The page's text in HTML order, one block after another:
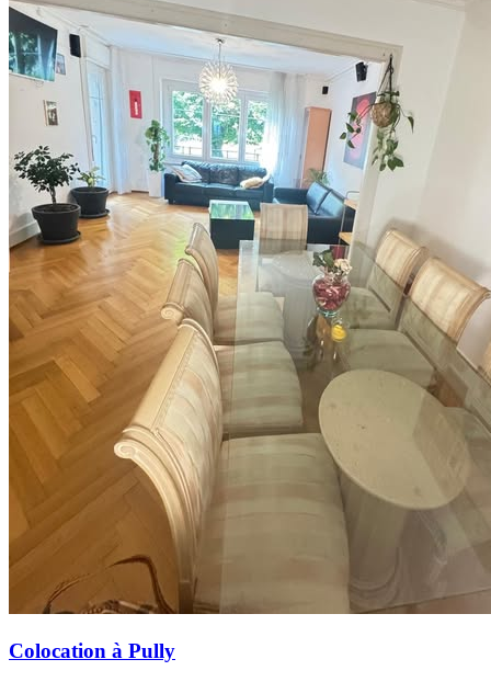
Colocation à Pully